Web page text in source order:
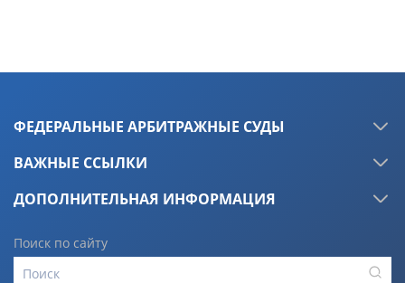
ФЕДЕРАЛЬНЫЕ АРБИТРАЖНЫЕ СУДЫ
ВАЖНЫЕ ССЫЛКИ
ДОПОЛНИТЕЛЬНАЯ ИНФОРМАЦИЯ
Поиск по сайту